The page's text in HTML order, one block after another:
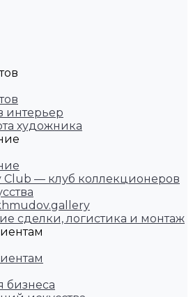
интерьер
художника
Club — клуб коллекционеров
сделки, логистика и монтаж
бизнеса